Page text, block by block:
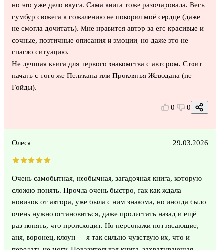
но это уже дело вкуса. Сама книга тоже разочаровала. Весь
сумбур сюжета к сожалению не покорил моё сердце (даже
не смогла дочитать). Мне нравится автор за его красивые и
сочные, поэтичные описания и эмоции, но даже это не
спасло ситуацию.
Не лучшая книга для первого знакомства с автором. Стоит
начать с того же Пеликана или Проклятья Жеводана (не
Гойды).
0 0
Олеся 29.03.2026
Очень самобытная, необычная, загадочная книга, которую
сложно понять. Прочла очень быстро, так как ждала
новинок от автора, уже была с ним знакома, но иногда было
очень нужно остановиться, даже пролистать назад и ещё
раз понять, что происходит. Но персонажи потрясающие,
аня, воронец, клоун — я так сильно чувствую их, что и